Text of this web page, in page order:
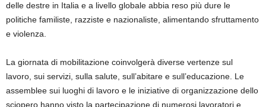
delle destre in Italia e a livello globale abbia reso più dure le
politiche familiste, razziste e nazionaliste, alimentando sfruttamento
e violenza.
La giornata di mobilitazione coinvolgerà diverse vertenze sul
lavoro, sui servizi, sulla salute, sull’abitare e sull’educazione. Le
assemblee sui luoghi di lavoro e le iniziative di organizzazione dello
sciopero hanno visto la partecipazione di numerosi lavoratori e